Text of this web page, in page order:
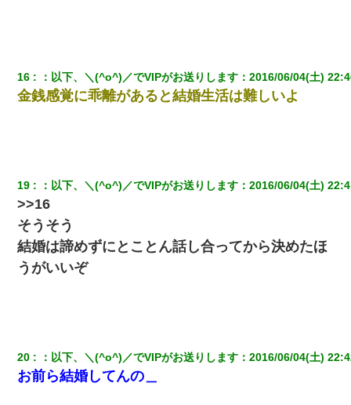
16 ： 以下、＼(^o^)／でVIPがお送りします ：2016/06/04(土)
金銭感覚に乖離があると結婚生活は難しいよ
19 ： 以下、＼(^o^)／でVIPがお送りします ：2016/06/04(土)
>>16
そうそう
結婚は諦めずにとことん話し合ってから決めたほ
うがいいぞ
20 ： 以下、＼(^o^)／でVIPがお送りします ：2016/06/04(土)
お前ら結婚してんの＿